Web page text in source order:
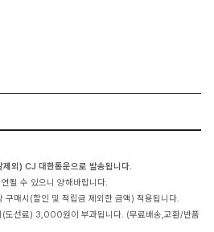
외) CJ 대한통운으로 발송됩니다.
될 수 있으니 양해바랍니다.
매시(할인 및 적립금 제외한 금액) 적용됩니다.
(도선료) 3,000원이 부과됩니다. (무료배송,교환/반품